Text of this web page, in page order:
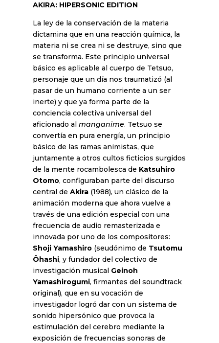
AKIRA: HIPERSONIC EDITION
La ley de la conservación de la materia
dictamina que en una reacción química, la
materia ni se crea ni se destruye, sino que
se transforma. Este principio universal
básico es aplicable al cuerpo de Tetsuo,
personaje que un día nos traumatizó (al
pasar de un humano corriente a un ser
inerte) y que ya forma parte de la
conciencia colectiva universal del
aficionado almanganime. Tetsuo se
convertía en pura energía, un principio
básico de las ramas animistas, que
juntamente a otros cultos ficticios surgidos
de la mente rocambolesca de Katsuhiro
Otomo, configuraban parte del discurso
central deAkira (1988), un clásico de la
animación moderna que ahora vuelve a
través de una edición especial con una
frecuencia de audio remasterizada e
innovada por uno de los compositores:
Shoji Yamashiro (seudónimo de Tsutomu
Ôhashi, y fundador del colectivo de
investigación musical Geinoh
Yamashirogumi, firmantes del soundtrack
original), que en su vocación de
investigador logró dar con un sistema de
sonido hipersónico que provoca la
estimulación del cerebro mediante la
exposición de frecuencias sonoras de